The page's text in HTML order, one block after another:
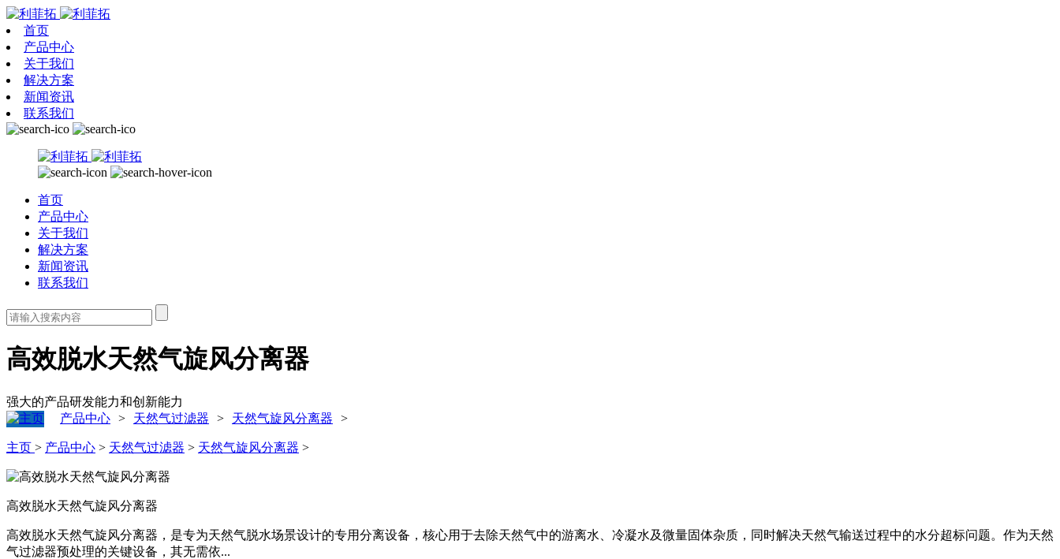
首页
产品中心
关于我们
解决方案
新闻资讯
联系我们
首页
产品中心
关于我们
解决方案
新闻资讯
联系我们
高效脱水天然气旋风分离器
强大的产品研发能力和创新能力
产品中心 > 天然气过滤器 > 天然气旋风分离器 >
主页 > 产品中心 > 天然气过滤器 > 天然气旋风分离器 >
高效脱水天然气旋风分离器
高效脱水天然气旋风分离器，是专为天然气脱水场景设计的专用分离设备，核心用于去除天然气中的游离水、冷凝水及微量固体杂质，同时解决天然气输送过程中的水分超标问题。作为天然
气过滤器预处理的关键设备，其无需依...